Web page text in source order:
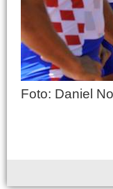
Foto: Daniel